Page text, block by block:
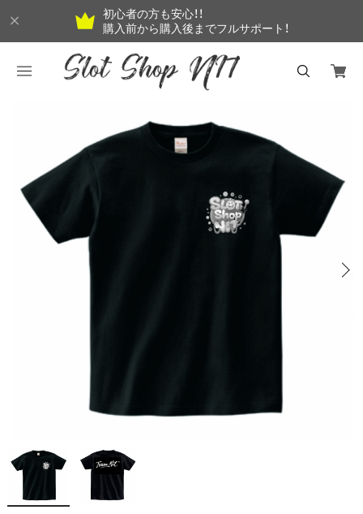
初心者の方も安心！！
購入前から購入後までフルサポート！